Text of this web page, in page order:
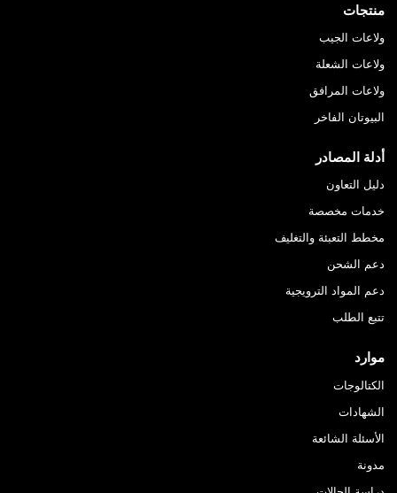
منتجات
ولاعات الجيب
ولاعات الشعلة
ولاعات المرافق
البيوتان الفاخر
أدلة المصادر
دليل التعاون
خدمات مخصصة
مخطط التعبئة والتغليف
دعم الشحن
دعم المواد الترويجية
تتبع الطلب
موارد
الكتالوجات
الشهادات
الأسئلة الشائعة
مدونة